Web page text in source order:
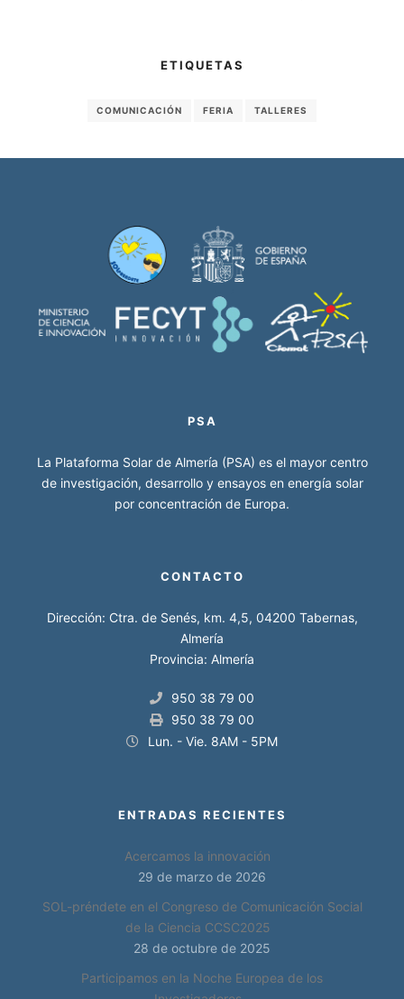
ETIQUETAS
COMUNICACIÓN FERIA TALLERES
PSA
La Plataforma Solar de Almería (PSA) es el mayor centro
de investigación, desarrollo y ensayos en energía solar
por concentración de Europa.
CONTACTO
Dirección: Ctra. de Senés, km. 4,5, 04200 Tabernas,
Almería
Provincia: Almería
950 38 79 00
950 38 79 00
Lun. - Vie. 8AM - 5PM
ENTRADAS RECIENTES
Acercamos la innovación
29 de marzo de 2026
SOL-préndete en el Congreso de Comunicación Social
de la Ciencia CCSC2025
28 de octubre de 2025
Participamos en la Noche Europea de los